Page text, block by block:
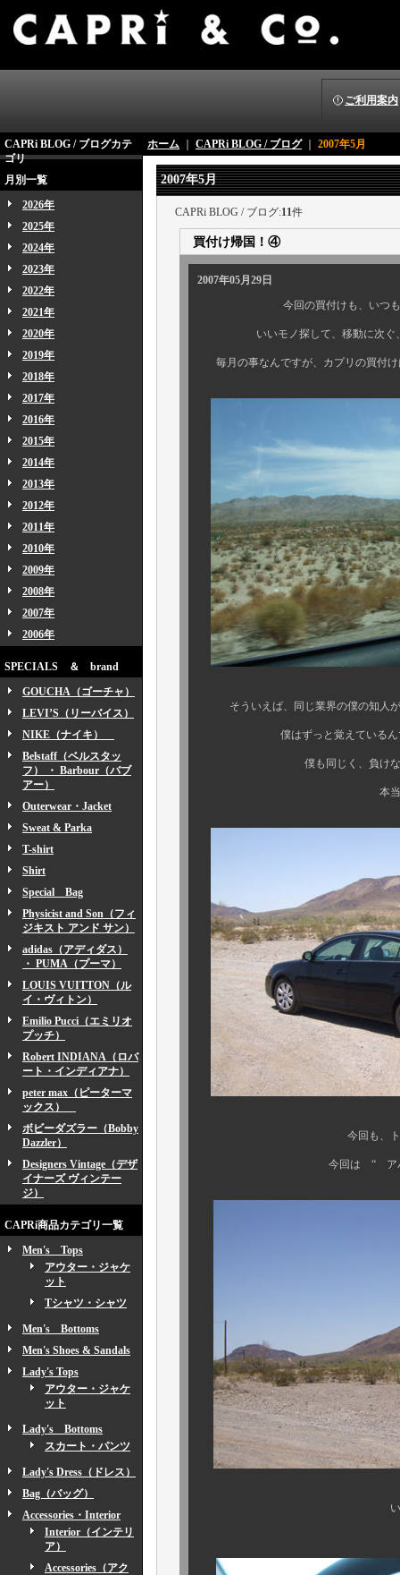
ご利用案内
CAPRi BLOG / ブログカテ
ゴリ
月別一覧
2026年
2025年
2024年
2023年
2022年
2021年
2020年
2019年
2018年
2017年
2016年
2015年
2014年
2013年
2012年
2011年
2010年
2009年
2008年
2007年
2006年
SPECIALS ＆ brand
GOUCHA（ゴーチャ）
LEVI’S（リーバイス）
NIKE（ナイキ）
Belstaff（ベルスタッ
フ） ・ Barbour（バブ
アー）
Outerwear・Jacket
Sweat & Parka
T-shirt
Shirt
Special Bag
Physicist and Son（フィ
ジキスト アンド サン）
adidas（アディダス）
・ PUMA（プーマ）
LOUIS VUITTON（ル
イ・ヴィトン）
Emilio Pucci（エミリオ
プッチ）
Robert INDIANA（ロバ
ート・インディアナ）
peter max（ピーターマ
ックス）
ボビーダズラー（Bobby
Dazzler）
Designers Vintage（デザ
イナーズ ヴィンテー
ジ）
CAPRi商品カテゴリ一覧
Men's Tops
アウター・ジャケ
ット
Tシャツ・シャツ
Men's Bottoms
Men's Shoes & Sandals
Lady's Tops
アウター・ジャケ
ット
Lady's Bottoms
スカート・パンツ
Lady's Dress（ドレス）
Bag（バッグ）
Accessories・Interior
Interior（インテリ
ア）
Accessories（アク
ホーム CAPRi BLOG / ブログ｜ 2007年5月
2007年5月
CAPRi BLOG / ブログ:11件
買付け帰国！④
2007年05月29日
今回の買付けも、いつも
いいモノ探して、移動に次ぐ、
毎月の事なんですが、カプリの買付け
そういえば、同じ業界の僕の知人が
僕はずっと覚えているんです
僕も同じく、負けないくら
本当に楽しい業界
今回も、トヨタ車。
今回は “ アバロン ”
いやぁー、それに